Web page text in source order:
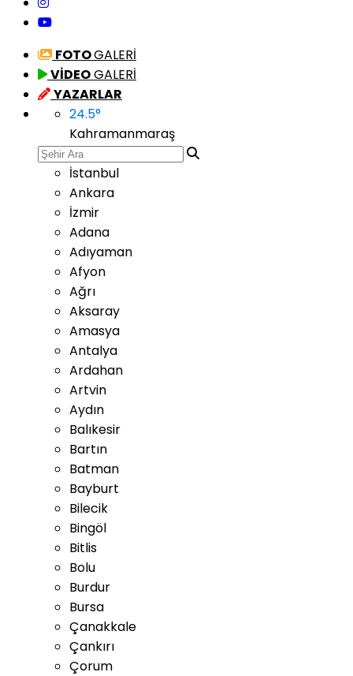
FOTOGALERİ
VİDEOGALERİ
YAZARLAR
24.5°
Kahramanmaraş
İstanbul
Ankara
İzmir
Adana
Adıyaman
Afyon
Ağrı
Aksaray
Amasya
Antalya
Ardahan
Artvin
Aydın
Balıkesir
Bartın
Batman
Bayburt
Bilecik
Bingöl
Bitlis
Bolu
Burdur
Bursa
Çanakkale
Çankırı
Çorum